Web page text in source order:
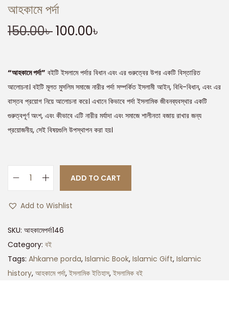
আহকামে পর্দা
150.00৳100.00৳
“আহকামে পর্দা” বইটি ইসলামে পর্দার বিধান এবং এর গুরুত্বের উপর একটি বিস্তারিত
আলোচনা। বইটি মূলত মুসলিম সমাজে নারীর পর্দা সম্পর্কিত ইসলামী আইন, বিধি-বিধান, এবং এর
বাস্তব প্রয়োগ নিয়ে আলোচনা করে। এখানে কিভাবে পর্দা ইসলামিক জীবনব্যবস্থার একটি
গুরুত্বপূর্ণ অংশ, এবং কীভাবে এটি নারীর মর্যাদা এবং সমাজে শালীনতা বজায় রাখার জন্য
প্রয়োজনীয়, সেই বিষয়গুলি উপস্থাপন করা হয়।
ADD TO CART
Add to Wishlist
SKU: আহকামেপর্দা146
Category: বই
Tags: Ahkame porda, Islamic Book, Islamic Gift, Islamic
history, আহকামে পর্দা, ইসলামিক ইতিহাস, ইসলামিক বই